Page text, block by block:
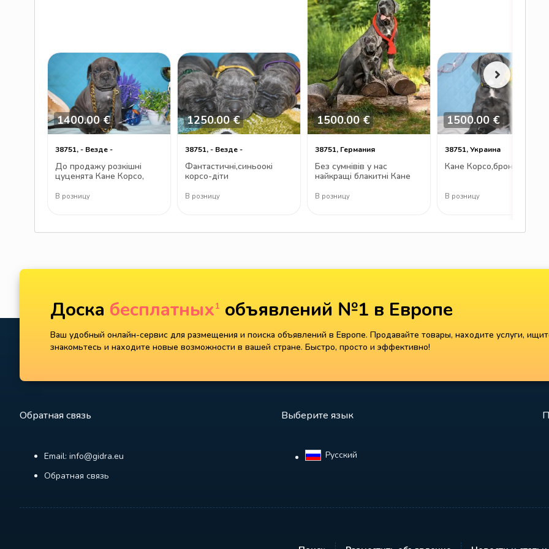
1400.00 €
38751, - Везде -
До продажу розкішні
цуценята Кане Корсо,
В розницу
1250.00 €
38751, - Везде -
Фантастичні,синьоокі
корсо-діти
В розницу
1500.00 €
38751, Германия
Без сумнівів у нас
найкращі блакитні Кане
В розницу
1500.00 €
38751, Украина
Кане Корсо,бронювання
В розницу
Доска бесплатных1 объявлений №1 в Европе
Ваш удобный онлайн-сервис для размещения и поиска объявлений в Европе. Продавайте товары, находите услуги,
знакомьтесь и находите новые возможности в вашей стране. Быстро, просто и эффективно!
Обратная связь
Email: info@gidra.eu
Обратная связь
Выберите язык
Русский‎